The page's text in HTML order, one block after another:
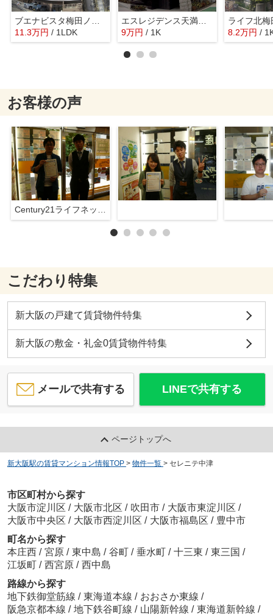
11.3万円 / 1LDK
エスレジデンス天満グレイシス
9万円 / 1K
ライフ北梅
8.2万円 /
お客様の声
こだわり特集
新大阪の戸建て賃貸物件特集
新大阪の敷金・礼金0賃貸物件特集
メールで共有する LINEで共有する
ページトップへ
新大阪駅の賃貸マンション情報TOP > 物件一覧 > セレニテ中津
市区町村から探す
大阪市淀川区 / 大阪市北区 / 吹田市 / 大阪市東淀川区 /
大阪市中央区 / 大阪市西淀川区 / 大阪市福島区 / 豊中市
町名から探す
本庄西 / 宮原 / 東中島 / 谷町 / 垂水町 / 十三東 / 東三国 /
江坂町 / 西宮原 / 西中島
路線から探す
地下鉄御堂筋線 / 東海道本線 / おおさか東線 /
阪急京都本線 / 地下鉄谷町線 / 山陽新幹線 / 東海道新幹線 /